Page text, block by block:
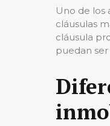
Uno de los
cláusulas
cláusula
puedan